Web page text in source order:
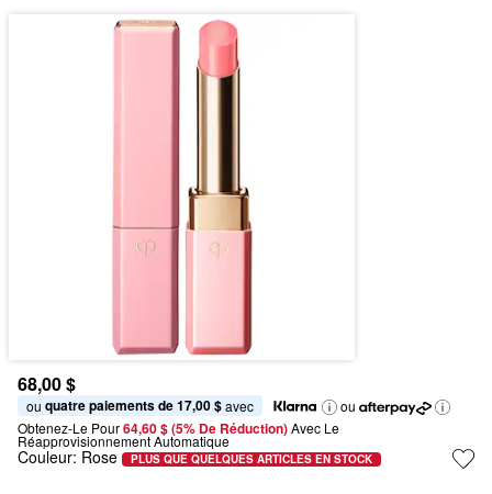
68,00 $
ou quatre paiements de 17,00 $ avec
ou
Obtenez-Le Pour64,60 $ (5% De Réduction) Avec Le
Réapprovisionnement Automatique
Couleur: Rose PLUS QUE QUELQUES ARTICLES EN STOCK